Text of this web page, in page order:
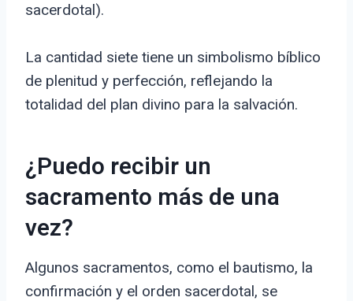
sacerdotal).
La cantidad siete tiene un simbolismo bíblico
de plenitud y perfección, reflejando la
totalidad del plan divino para la salvación.
¿Puedo recibir un
sacramento más de una
vez?
Algunos sacramentos, como el bautismo, la
confirmación y el orden sacerdotal, se